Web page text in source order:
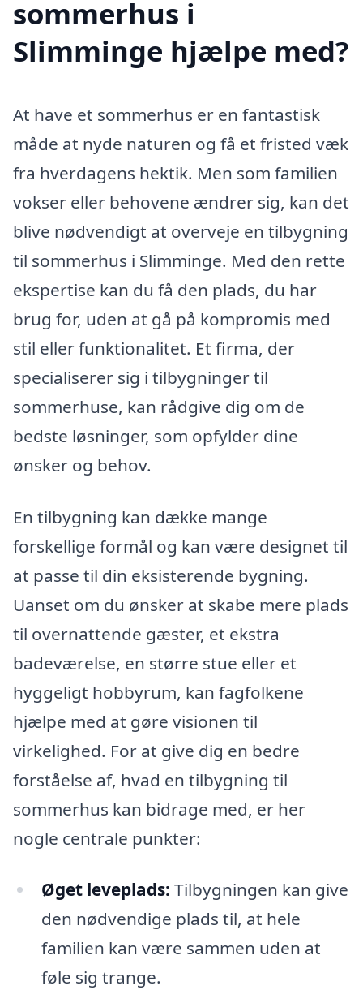
sommerhus i
Slimminge hjælpe med?
At have et sommerhus er en fantastisk
måde at nyde naturen og få et fristed væk
fra hverdagens hektik. Men som familien
vokser eller behovene ændrer sig, kan det
blive nødvendigt at overveje en tilbygning
til sommerhus i Slimminge. Med den rette
ekspertise kan du få den plads, du har
brug for, uden at gå på kompromis med
stil eller funktionalitet. Et firma, der
specialiserer sig i tilbygninger til
sommerhuse, kan rådgive dig om de
bedste løsninger, som opfylder dine
ønsker og behov.
En tilbygning kan dække mange
forskellige formål og kan være designet til
at passe til din eksisterende bygning.
Uanset om du ønsker at skabe mere plads
til overnattende gæster, et ekstra
badeværelse, en større stue eller et
hyggeligt hobbyrum, kan fagfolkene
hjælpe med at gøre visionen til
virkelighed. For at give dig en bedre
forståelse af, hvad en tilbygning til
sommerhus kan bidrage med, er her
nogle centrale punkter:
Øget leveplads: Tilbygningen kan give
den nødvendige plads til, at hele
familien kan være sammen uden at
føle sig trange.